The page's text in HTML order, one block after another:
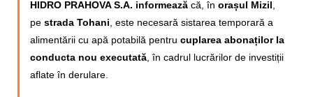
HIDRO PRAHOVA S.A. informează că, în orașul Mizil
pe strada Tohani , este necesară sistarea temporară a
alimentării cu apă potabilă pentru cuplarea abonaților la
conducta nou executată , în cadrul lucrărilor de investiții
aflate în derulare.